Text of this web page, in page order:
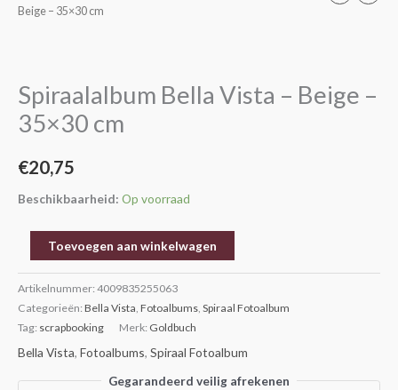
Beige – 35×30 cm
Spiraalalbum Bella Vista – Beige –
35×30 cm
€20,75
Beschikbaarheid: Op voorraad
Bella
-
35x30
aantal
Toevoegen aan winkelwagen
Artikelnummer: 4009835255063
Categorieën: Bella Vista Fotoalbums Spiraal Fotoalbum
Tag: scrapbooking Merk: Goldbuch
Bella Vista, Fotoalbums, Spiraal Fotoalbum
Gegarandeerd veilig afrekenen